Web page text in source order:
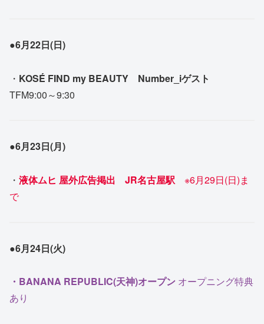
●6月22日(日)
・ KOSÉ FIND my BEAUTY Number_iゲスト
TFM9:00～9:30
●6月23日(月)
・ 液体ムヒ 屋外広告掲出 JR名古屋駅
※6月29日(日)ま
で
●6月24日(火)
・ BANANA REPUBLIC(天神)オープン オープニング特典
あり